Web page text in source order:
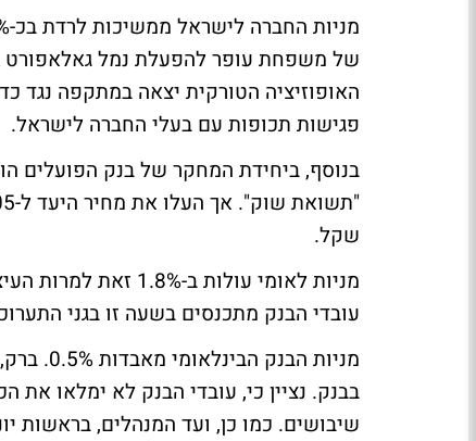
של משפחת עופר להפעלת נמל גאלאפורט
האופוזיציה הטורקית יצאה במתקפה נגד
פגישות תכופות עם בעלי החברה לישראל.
בנוסף, ביחידת המחקר של בנק הפועלים
שקל.
מניות לאומי
עובדי הבנק מתכנסים בשעה זו בגני
מניות
בבנק. נציין כי, עובדי הבנק לא ימלאו את
שיבושים. כמו כן, ועד המנהלים, בראשות